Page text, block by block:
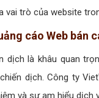
vai trò của website
cáo Web bán
dịch là khâu quan
dịch. Công ty
và sự am hiểu dịch